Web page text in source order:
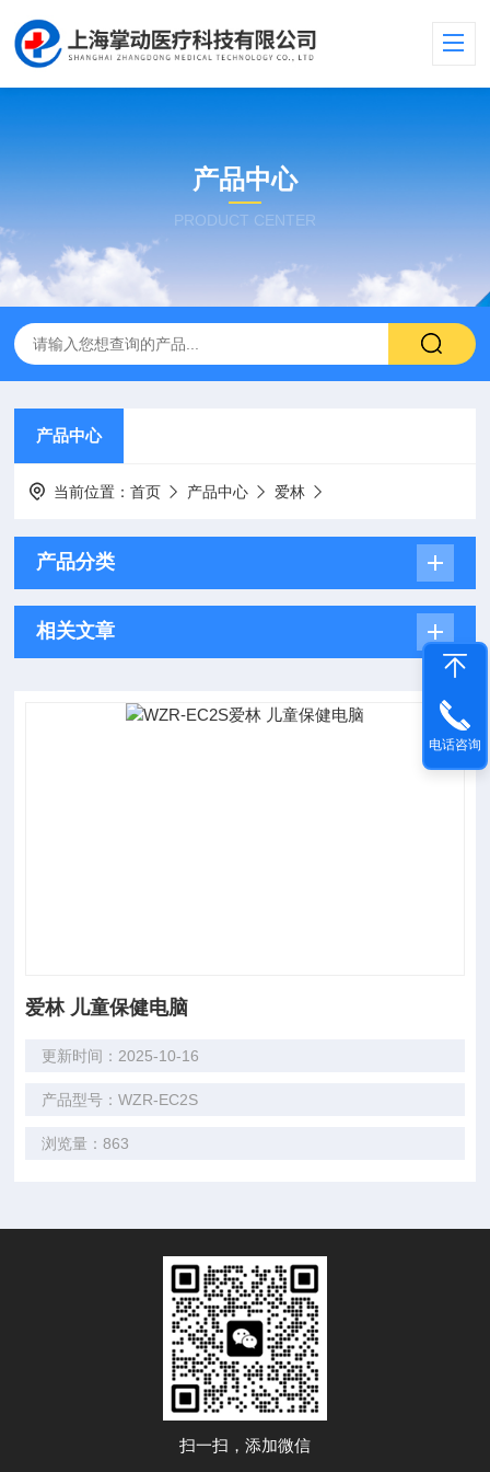
产品中心
PRODUCT CENTER
产品中心
当前位置：首页 产品中心 爱林
产品分类
相关文章
爱林 儿童保健电脑
更新时间：2025-10-16
产品型号：WZR-EC2S
浏览量：863
扫一扫，添加微信
电话咨询